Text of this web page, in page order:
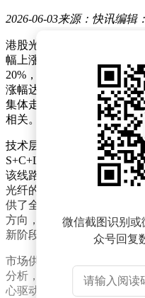
2026-06-03来源：快讯编辑
港股光通信板块在近日交
幅上涨。其中，曦智科技-
20%，最终收涨17.74%；
涨幅达13.06%；剑桥科技
集体走强态势，与行业近
相关。
技术层面，我国在光通信
S+C+L三波段超低损多芯
该线路通过整合短波段、
光纤的传输容量极限。这
供了全新解决方案，更成
方向，标志着我国在空分
新阶段。
市场供需格局的深刻变化
分析，2024年以来全球光
心驱动力来自供需关系的
微信截图识别或
众号回复